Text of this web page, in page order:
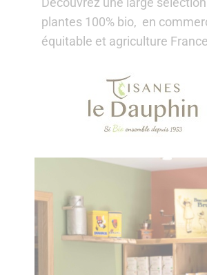
plantes 100% bio, en
équitable et agriculture